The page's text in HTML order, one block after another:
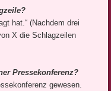
hat.“ (Nachdem drei
X die Schlagzeilen
Pressekonferenz?
gewesen.